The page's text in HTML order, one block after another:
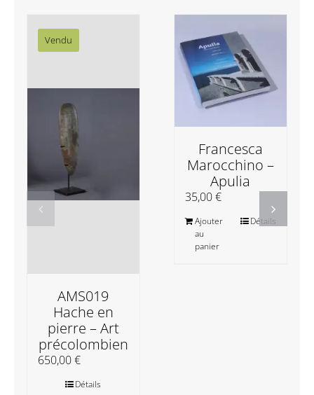
Vendu
AMS019
Hache en
pierre – Art
précolombien
650,00€
Détails
Francesca
Marocchino –
Apulia
35,00€
Ajouter
au
panier
Détails